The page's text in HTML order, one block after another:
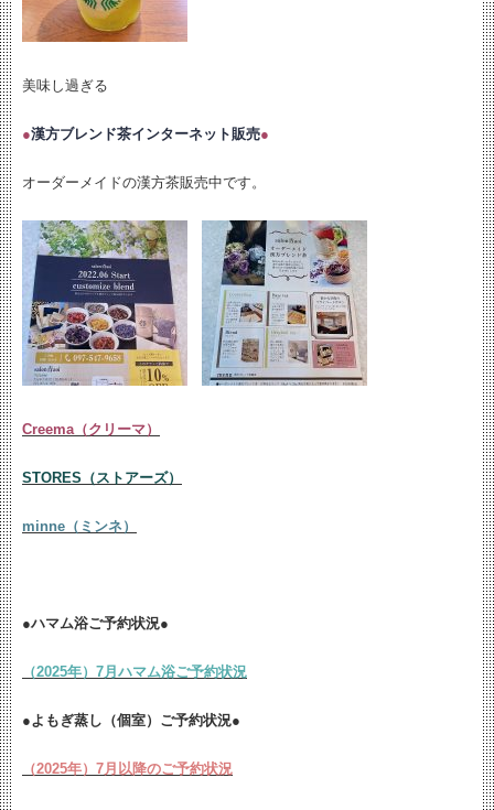
美味し過ぎる
●漢方ブレンド茶インターネット販売●
オーダーメイドの漢方茶販売中です。
Creema（クリーマ）
STORES（ストアーズ）
minne（ミンネ）
●ハマム浴ご予約状況●
（2025年）7月ハマム浴ご予約状況
●よもぎ蒸し（個室）ご予約状況●
（2025年）7月以降のご予約状況